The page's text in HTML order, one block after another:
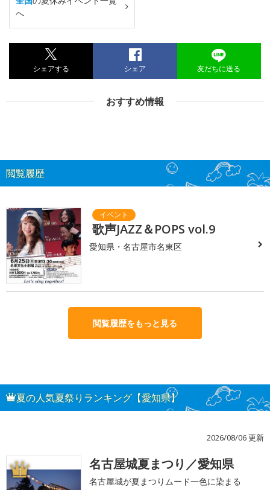
へ
シェアする シェア 友だちに送る
おすすめ情報
閲覧履歴
歌声JAZZ＆POPS vol.9
愛知県・名古屋市名東区
閲覧履歴をもっと見る
夏の人気夏祭りランキング【愛知県】
2026/08/06 更新
1 名古屋城夏まつり／愛知県
名古屋城が夏まつりムード一色に染まる